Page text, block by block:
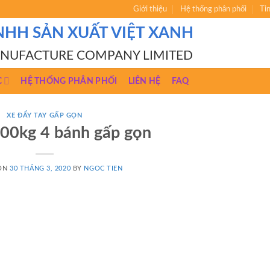
Giới thiệu Hệ thống phân phối
SẢN XUẤT VIỆT XANH
COMPANY LIMITED
HỆ THỐNG PHÂN PHỐI LIÊN HỆ FAQ
XE ĐẨY TAY GẤP GỌN
4 bánh gấp gọn
30 THÁNG 3, 2020 BY NGOC TIEN